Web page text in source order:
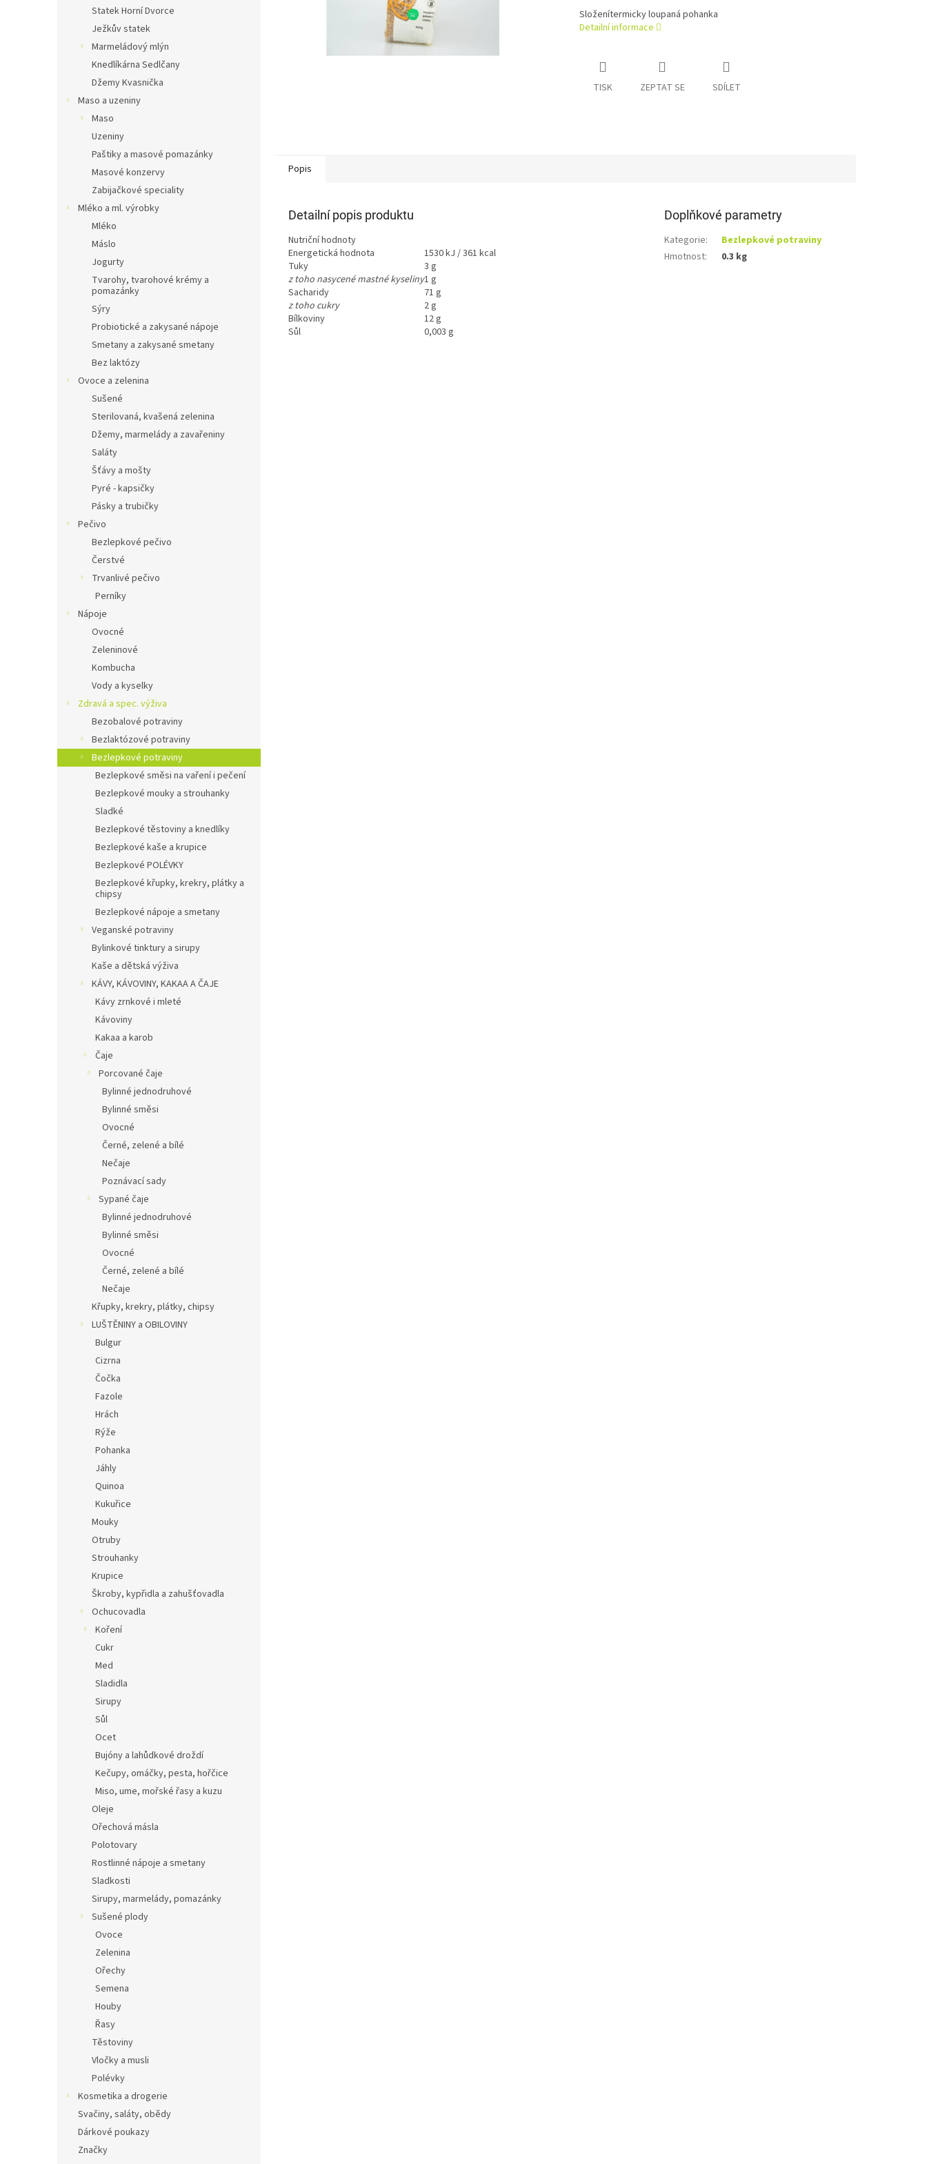
Statek Horní Dvorce
Ježkův statek
Marmeládový mlýn
Knedlíkárna Sedlčany
Džemy Kvasnička
Maso a uzeniny
Maso
Uzeniny
Paštiky a masové pomazánky
Masové konzervy
Zabijačkové speciality
Mléko a ml. výrobky
Mléko
Máslo
Jogurty
Tvarohy, tvarohové krémy a
pomazánky
Sýry
Probiotické a zakysané nápoje
Smetany a zakysané smetany
Bez laktózy
Ovoce a zelenina
Sušené
Sterilovaná, kvašená zelenina
Džemy, marmelády a zavařeniny
Saláty
Šťávy a mošty
Pyré - kapsičky
Pásky a trubičky
Pečivo
Bezlepkové pečivo
Čerstvé
Trvanlivé pečivo
Perníky
Nápoje
Ovocné
Zeleninové
Kombucha
Vody a kyselky
Zdravá a spec. výživa
Bezobalové potraviny
Bezlaktózové potraviny
Bezlepkové potraviny
Bezlepkové směsi na vaření i pečení
Bezlepkové mouky a strouhanky
Sladké
Bezlepkové těstoviny a knedlíky
Bezlepkové kaše a krupice
Bezlepkové POLÉVKY
Bezlepkové křupky, krekry, plátky a
chipsy
Bezlepkové nápoje a smetany
Veganské potraviny
Bylinkové tinktury a sirupy
Kaše a dětská výživa
KÁVY, KÁVOVINY, KAKAA A ČAJE
Kávy zrnkové i mleté
Kávoviny
Kakaa a karob
Čaje
Porcované čaje
Bylinné jednodruhové
Bylinné směsi
Ovocné
Černé, zelené a bílé
Nečaje
Poznávací sady
Sypané čaje
Bylinné jednodruhové
Bylinné směsi
Ovocné
Černé, zelené a bílé
Nečaje
Křupky, krekry, plátky, chipsy
LUŠTĚNINY a OBILOVINY
Bulgur
Cizrna
Čočka
Fazole
Hrách
Rýže
Pohanka
Jáhly
Quinoa
Kukuřice
Mouky
Otruby
Strouhanky
Krupice
Škroby, kypřidla a zahušťovadla
Ochucovadla
Koření
Cukr
Med
Sladidla
Sirupy
Sůl
Ocet
Bujóny a lahůdkové droždí
Kečupy, omáčky, pesta, hořčice
Miso, ume, mořské řasy a kuzu
Oleje
Ořechová másla
Polotovary
Rostlinné nápoje a smetany
Sladkosti
Sirupy, marmelády, pomazánky
Sušené plody
Ovoce
Zelenina
Ořechy
Semena
Houby
Řasy
Těstoviny
Vločky a musli
Polévky
Kosmetika a drogerie
Svačiny, saláty, obědy
Dárkové poukazy
Značky
Složenítermicky loupaná pohanka
Detailní informace
TISK ZEPTAT SE SDÍLET
Popis
Detailní popis produktu
Nutriční hodnoty
Energetická hodnota
1530 kJ / 361 kcal
Tuky
3 g
z toho nasycené mastné kyseliny1 g
Sacharidy
71 g
z toho cukry
2 g
Bílkoviny
12 g
Sůl
0,003 g
Doplňkové parametry
Kategorie:
Bezlepkové potraviny
Hmotnost: 0.3 kg